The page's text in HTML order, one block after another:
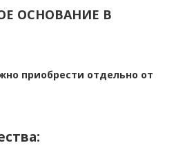
ОСНОВАНИЕ В
приобрести отдельно от